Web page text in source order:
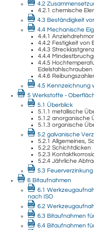
4.2
4.2.1 chemische
4.3 Beständigkeit
4.4 Mechanische
4.4.1
4.4.2 Festigkeit von
4.4.3
4.4.4
4.4.5
Edelstahlschrauben
4.4.6
4.5 Kennzeichnung
5 Werkstoffe -
5.1 Überblick
5.1.1 metallische
5.1.2 anorganische
5.1.3 organische
5.2 galvanische
5.2.1 Allgemeines,
5.2.2 Schichtdicken
5.2.3
5.2.4 Jährliche
5.3 Feuerverzinkung
6 Bitaufnahmen
6.1
nach ISO
6.2
6.3 Bitaufnahmen
6.4 Bitaufnahmen